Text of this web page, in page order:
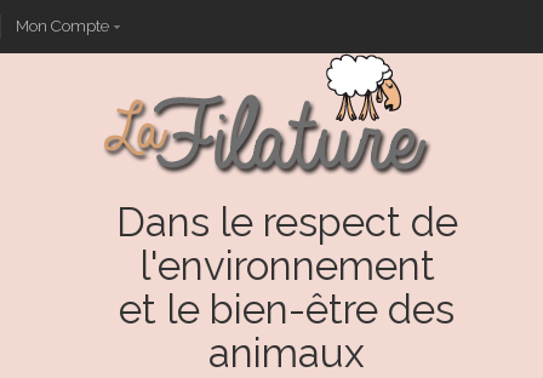
Mon Compte
Dans le respect de
l'environnement
et le bien-être des
animaux